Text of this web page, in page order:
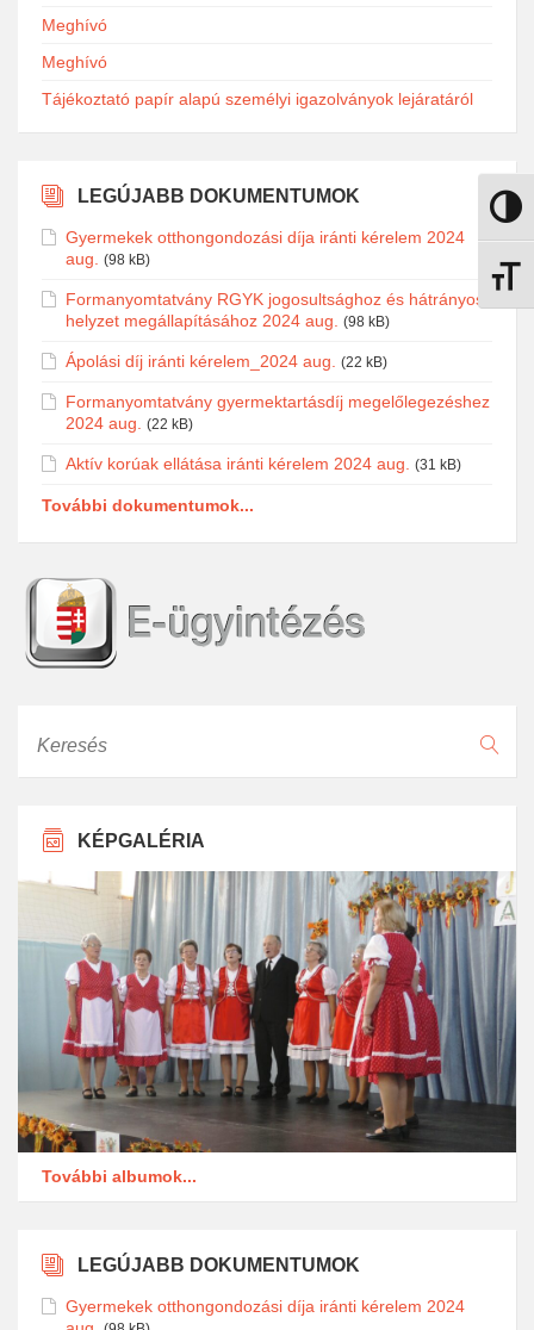
Nagy
Meghívó
Meghívó
Tájékoztató papír alapú személyi igazolványok lejáratáról
LEGÚJABB DOKUMENTUMOK
Gyermekek otthongondozási díja iránti kérelem 2024
aug. (98 kB)
Formanyomtatvány RGYK jogosultsághoz és hátrányos
helyzet megállapításához 2024 aug. (98 kB)
Ápolási díj iránti kérelem_2024 aug. (22 kB)
Formanyomtatvány gyermektartásdíj megelőlegezéshez
2024 aug. (22 kB)
Aktív korúak ellátása iránti kérelem 2024 aug. (31 kB)
További dokumentumok...
KÉPGALÉRIA
További albumok...
LEGÚJABB DOKUMENTUMOK
Gyermekek otthongondozási díja iránti kérelem 2024